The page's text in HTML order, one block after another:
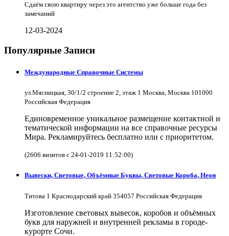
Сдаём свою квартиру через это агентство уже больше года без
замечаний
12-03-2024
Популярные Записи
Международные Справочные Системы
ул.Мясницкая, 30/1/2 строение 2, этаж 1 Москва, Москва 101000
Российская Федерация
Единовременное уникальное размещение контактной и
тематической информации на все справочные ресурсы
Мира. Рекламируйтесь бесплатно или с приоритетом.
(2606 визитов с 24-01-2019 11:52:00)
Вывески, Световые, Объёмные Буквы, Световые Короба, Неон
Титова 1 Краснодарский край 354057 Российская Федерация
Изготовление световых вывесок, коробов и объёмных
букв для наружней и внутренней рекламы в городе-
курорте Сочи.